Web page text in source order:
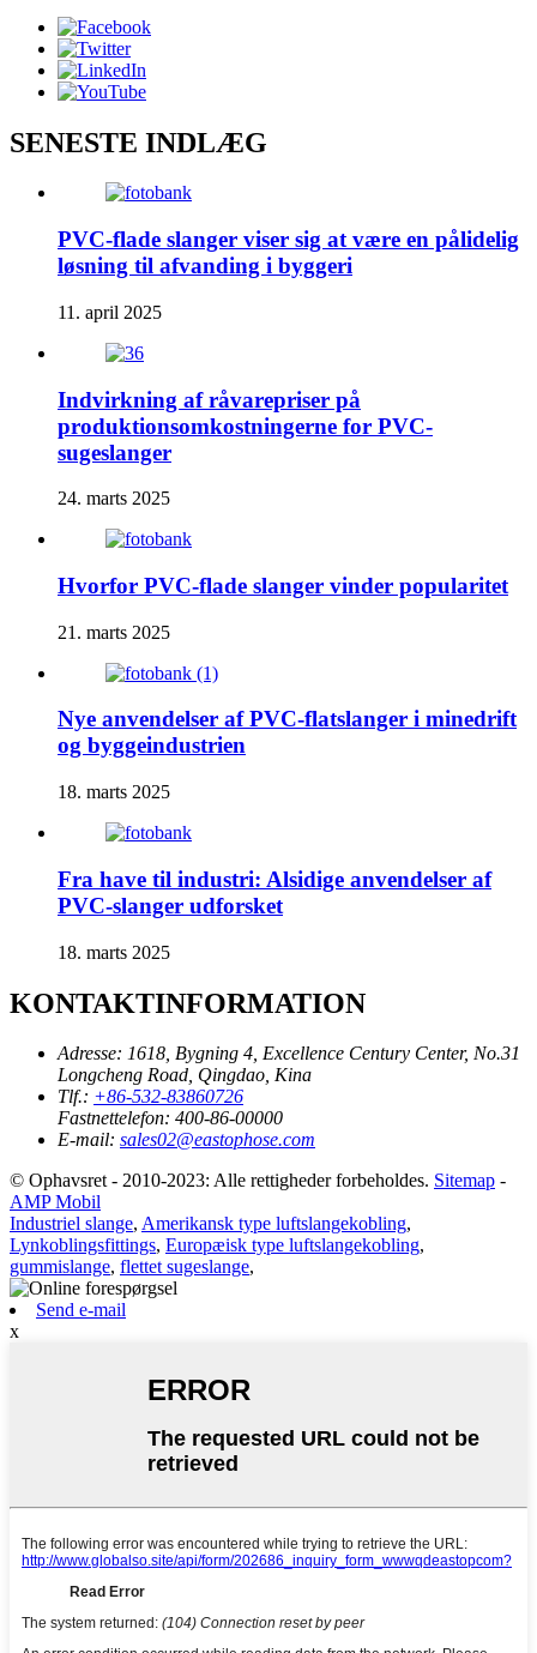
SENESTE INDLÆG
PVC-flade slanger viser sig at være en pålidelig
løsning til afvanding i byggeri
11. april 2025
Indvirkning af råvarepriser på
produktionsomkostningerne for PVC-
sugeslanger
24. marts 2025
Hvorfor PVC-flade slanger vinder popularitet
21. marts 2025
Nye anvendelser af PVC-flatslanger i minedrift
og byggeindustrien
18. marts 2025
Fra have til industri: Alsidige anvendelser af
PVC-slanger udforsket
18. marts 2025
KONTAKTINFORMATION
Adresse: 1618, Bygning 4, Excellence Century Center, No.31
Longcheng Road, Qingdao, Kina
Tlf.: +86-532-83860726
Fastnettelefon: 400-86-00000
E-mail: sales02@eastophose.com
© Ophavsret - 2010-2023: Alle rettigheder forbeholdes. Sitemap -
AMP Mobil
Industriel slange, Amerikansk type luftslangekobling,
Lynkoblingsfittings, Europæisk type luftslangekobling,
gummislange, flettet sugeslange,
Send e-mail
x